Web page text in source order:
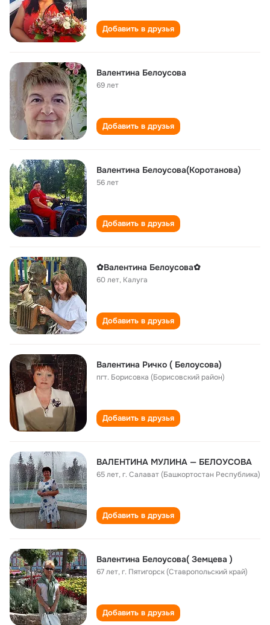
Добавить в друзья
Валентина Белоусова
69 лет
Добавить в друзья
Валентина Белоусова(Коротанова)
56 лет
Добавить в друзья
✿Валентина Белоусова✿
60 лет, Калуга
Добавить в друзья
Валентина Ричко ( Белоусова)
пгт. Борисовка (Борисовский район)
Добавить в друзья
ВАЛЕНТИНА МУЛИНА — БЕЛОУСОВА
65 лет,г. Салават (Башкортостан Республика)
Добавить в друзья
Валентина Белоусова( Земцева )
67 лет,г. Пятигорск (Ставропольский край)
Добавить в друзья